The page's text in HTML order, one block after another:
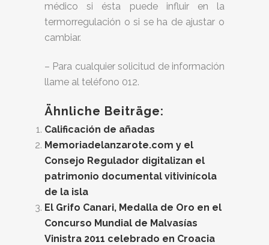
médico si ésta puede influir en la
termorregulación o si se ha de ajustar o
cambiar.
– Para cualquier solicitud de información
llame al teléfono 012.
Ähnliche Beiträge:
Calificación de añadas
Memoriadelanzarote.com y el
Consejo Regulador digitalizan el
patrimonio documental vitivinícola
de la isla
El Grifo Canari, Medalla de Oro en el
Concurso Mundial de Malvasías
Vinistra 2011 celebrado en Croacia